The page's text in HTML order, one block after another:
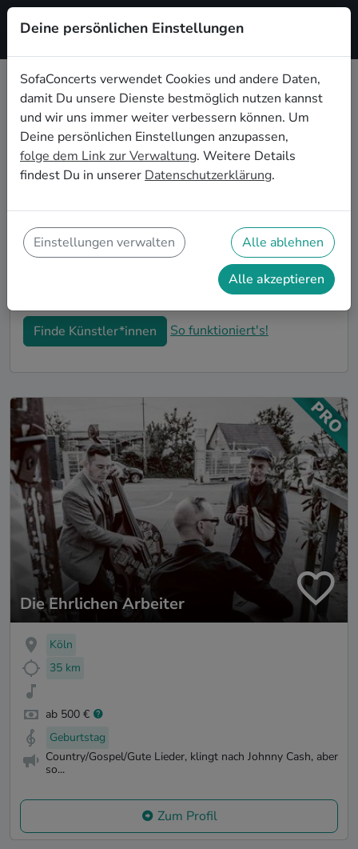
Registrieren
Gospel Live-Musik für den 30.
Geburtstag in Neuss
Schon wieder ist ein Jahrzehnt vergangen und Dein
nächster runder Geburtstag steht an? Ein Konzert ist
eine ganz besondere Art und Weise zu feiern. Ob
kleine Gartenparty oder Feier mit der ganzen
Nachbarschaft: Auf SofaConcerts findest Du tolle
Gospel Live-Acts, die perfekt zu Deiner 30.
Geburtstagsfeier in Neuss passen.
Finde Künstler*innen So funktioniert's!
Die Ehrlichen Arbeiter
Köln
35 km
ab 500 €
Geburtstag
Country/Gospel/Gute Lieder, klingt nach Johnny Cash, aber
so...
Zum Profil
Deine persönlichen Einstellungen
SofaConcerts verwendet Cookies und andere Daten,
damit Du unsere Dienste bestmöglich nutzen kannst
und wir uns immer weiter verbessern können. Um
Deine persönlichen Einstellungen anzupassen,
folge dem Link zur Verwaltung. Weitere Details
findest Du in unserer Datenschutzerklärung.
Einstellungen verwalten Alle ablehnen
Alle akzeptieren